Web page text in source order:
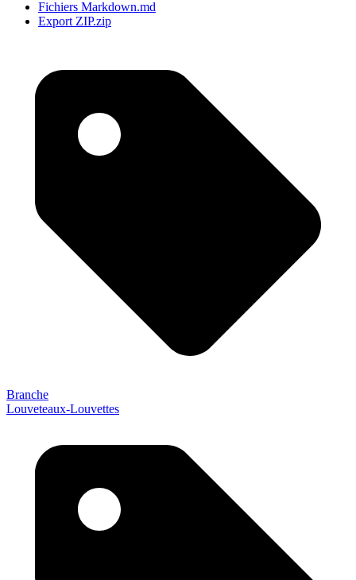
Fichiers Markdown.md
Export ZIP.zip
Branche
Louveteaux-Louvettes